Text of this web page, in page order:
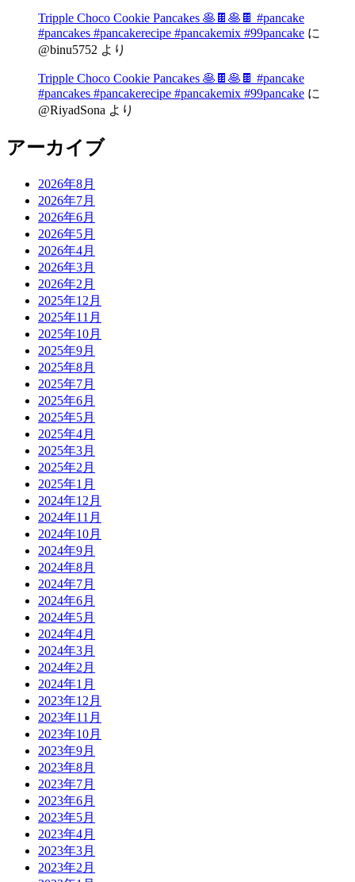
Tripple Choco Cookie Pancakes 🥞🍫🥞🍫 #pancake
#pancakes #pancakerecipe #pancakemix #99pancake に
@binu5752 より
Tripple Choco Cookie Pancakes 🥞🍫🥞🍫 #pancake
#pancakes #pancakerecipe #pancakemix #99pancake に
@RiyadSona より
アーカイブ
2026年8月
2026年7月
2026年6月
2026年5月
2026年4月
2026年3月
2026年2月
2025年12月
2025年11月
2025年10月
2025年9月
2025年8月
2025年7月
2025年6月
2025年5月
2025年4月
2025年3月
2025年2月
2025年1月
2024年12月
2024年11月
2024年10月
2024年9月
2024年8月
2024年7月
2024年6月
2024年5月
2024年4月
2024年3月
2024年2月
2024年1月
2023年12月
2023年11月
2023年10月
2023年9月
2023年8月
2023年7月
2023年6月
2023年5月
2023年4月
2023年3月
2023年2月